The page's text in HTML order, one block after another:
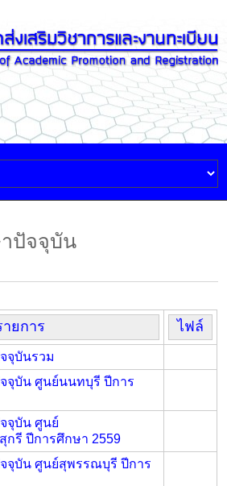
ปัจจุบัน
ายการ ไฟล์
จุบันรวม
จุบัน ศูนย์นนทบุรี ปีการ
จุบัน ศูนย์
กรี ปีการศึกษา 2559
จุบัน ศูนย์สุพรรณบุรี ปีการ